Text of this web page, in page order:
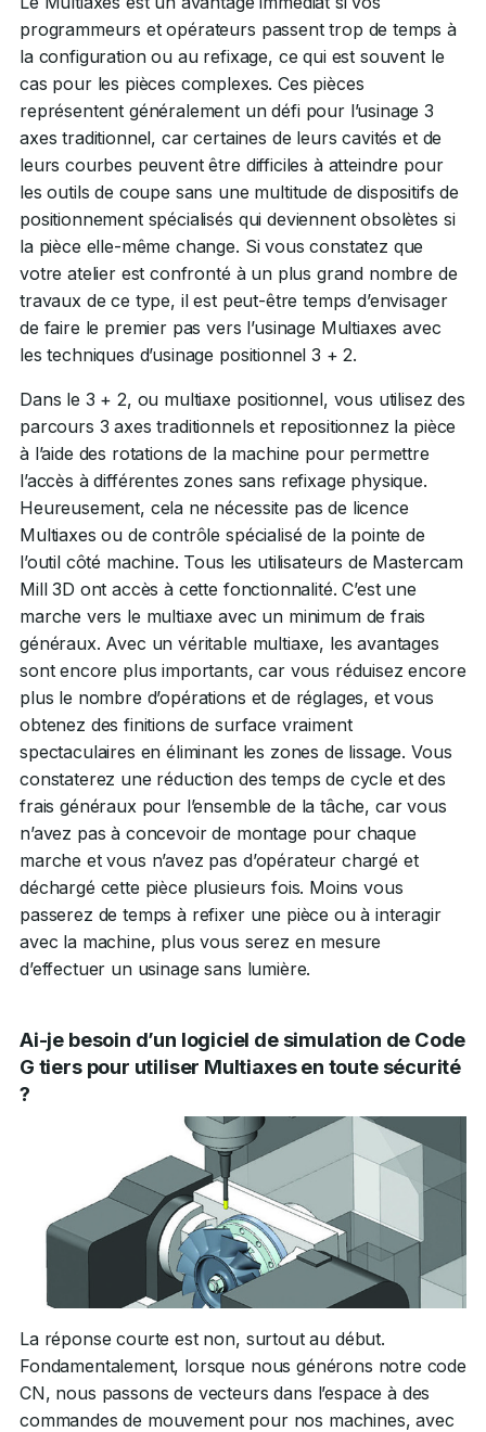
programmeurs et opérateurs passent trop de temps à
la configuration ou au refixage, ce qui est souvent le
cas pour les pièces complexes. Ces pièces
représentent généralement un défi pour l’usinage 3
axes traditionnel, car certaines de leurs cavités et de
leurs courbes peuvent être difficiles à atteindre pour
les outils de coupe sans une multitude de dispositifs de
positionnement spécialisés qui deviennent obsolètes si
la pièce elle-même change. Si vous constatez que
votre atelier est confronté à un plus grand nombre de
travaux de ce type, il est peut-être temps d’envisager
de faire le premier pas vers l’usinage Multiaxes avec
les techniques d’usinage positionnel 3 + 2.
Dans le 3 + 2, ou multiaxe positionnel, vous utilisez des
parcours 3 axes traditionnels et repositionnez la pièce
à l’aide des rotations de la machine pour permettre
l’accès à différentes zones sans refixage physique.
Heureusement, cela ne nécessite pas de licence
Multiaxes ou de contrôle spécialisé de la pointe de
l’outil côté machine. Tous les utilisateurs de Mastercam
Mill 3D ont accès à cette fonctionnalité. C’est une
marche vers le multiaxe avec un minimum de frais
généraux. Avec un véritable multiaxe, les avantages
sont encore plus importants, car vous réduisez encore
plus le nombre d’opérations et de réglages, et vous
obtenez des finitions de surface vraiment
spectaculaires en éliminant les zones de lissage. Vous
constaterez une réduction des temps de cycle et des
frais généraux pour l’ensemble de la tâche, car vous
n’avez pas à concevoir de montage pour chaque
marche et vous n’avez pas d’opérateur chargé et
déchargé cette pièce plusieurs fois. Moins vous
passerez de temps à refixer une pièce ou à interagir
avec la machine, plus vous serez en mesure
d’effectuer un usinage sans lumière.
Ai-je besoin d’un logiciel de simulation de Code
G tiers pour utiliser Multiaxes en toute sécurité
?
La réponse courte est non, surtout au début.
Fondamentalement, lorsque nous générons notre code
CN, nous passons de vecteurs dans l’espace à des
commandes de mouvement pour nos machines, avec